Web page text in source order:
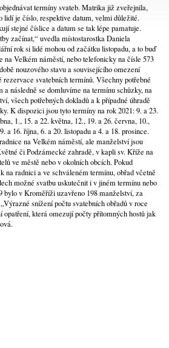
termíny svateb. Matrika již zveřejnila,
lidí je číslo, respektive datum, velmi důležité.
stejné číslice a datum se tak lépe pamatuje.
začínat,“ uvedla místostarostka Daniela
rok si lidé mohou od začátku listopadu, a to buď
Velkém náměstí, nebo telefonicky na čísle 573
nouzového stavu a souvisejícího omezení
svatebních termínů. Všechny potřebné
následně se domluvíme na termínu schůzky, na
všech potřebných dokladů a k případné úhradě
K dispozici jsou tyto termíny na rok 2021: 9. a 23.
1., 15. a 22. května, 12., 19. a 26. června, 10.,
a 16. října, 6. a 20. listopadu a 4. a 18. prosince.
na Velkém náměstí, ale manželství jsou
či Podzámecké zahradě, v kapli sv. Kříže na
ve městě nebo v okolních obcích. Pokud
na radnici a ve schváleném termínu, obřad včetně
možné svatbu uskutečnit i v jiném termínu nebo
bylo v Kroměříži uzavřeno 198 manželství, za
snížení počtu svatebních obřadů v roce
která omezují počty přítomných hostů jak